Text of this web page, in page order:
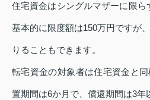
住宅資金はシングルマザーに限ら
基本的に限度額は150万円ですが
りることもできます。
転宅資金の対象者は住宅資金と
置期間は6か月で、償還期間は3年